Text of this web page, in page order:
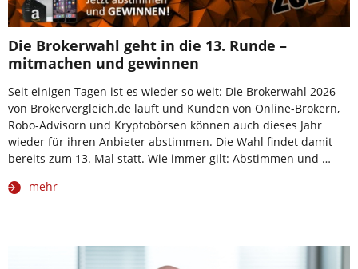
Die Brokerwahl geht in die 13. Runde –
mitmachen und gewinnen
Seit einigen Tagen ist es wieder so weit: Die Brokerwahl 2026
von Brokervergleich.de läuft und Kunden von Online-Brokern,
Robo-Advisorn und Kryptobörsen können auch dieses Jahr
wieder für ihren Anbieter abstimmen. Die Wahl findet damit
bereits zum 13. Mal statt. Wie immer gilt: Abstimmen und …
mehr